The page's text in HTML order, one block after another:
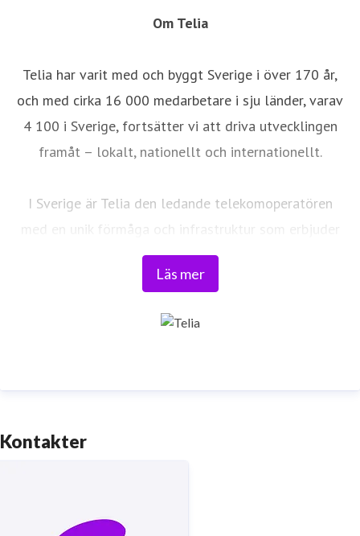
Om Telia
Telia har varit med och byggt Sverige i över 170 år,
och med cirka 16 000 medarbetare i sju länder, varav
4 100 i Sverige, fortsätter vi att driva utvecklingen
framåt – lokalt, nationellt och internationellt.
I Sverige är Telia den ledande telekomoperatören
med en unik förmåga och infrastruktur som erbjuder
robust, säker och pålitlig uppkoppling för hela landet.
Från seniorer och familjer till småföretag och
digitaliseringens kraft i vardagen och är en del av
smartare och mer meningsfull vardag och framtid.
Läs mer
Kontakter